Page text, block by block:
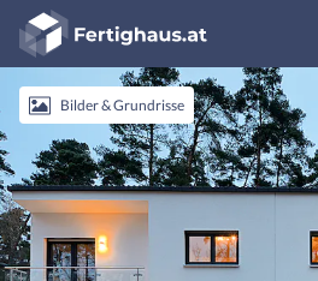
Fertighaus
Logo
AnmeldenBilder & Grundrisse